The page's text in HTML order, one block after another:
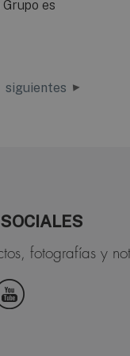
es
siguientes
fotografías y